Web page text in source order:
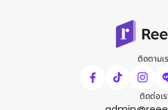
ติดตามเ
ติดต่อเร